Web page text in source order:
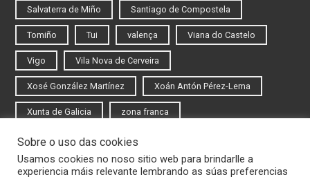
Salvaterra de Miño Santiago de Compostela
Tomiño Tui valença Viana do Castelo
Vigo Vila Nova de Cerveira
Xosé González Martínez Xoán Antón Pérez-Lema
Xunta de Galicia zona franca
Iniciar sesión
Rexistrarse
Sobre o uso das cookies
Usamos cookies no noso sitio web para brindarlle a
experiencia máis relevante lembrando as súas preferencias